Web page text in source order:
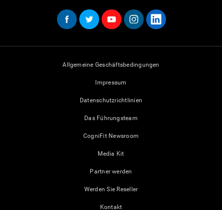
Allgemeine Geschäftsbedingungen
Impressum
Datenschutzrichtlinien
Das Führungsteam
CogniFit Newsroom
Media Kit
Partner werden
Werden Sie Reseller
Kontakt